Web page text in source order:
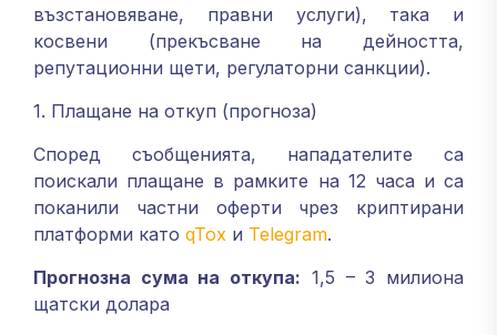
възстановяване, правни услуги), така и
косвени (прекъсване на дейността,
репутационни щети, регулаторни санкции).
1. Плащане на откуп (прогноза)
Според съобщенията, нападателите са
поискали плащане в рамките на 12 часа и са
поканили частни оферти чрез криптирани
платформи като qTox и Telegram.
Прогнозна сума на откупа: 1,5 – 3 милиона
щатски долара